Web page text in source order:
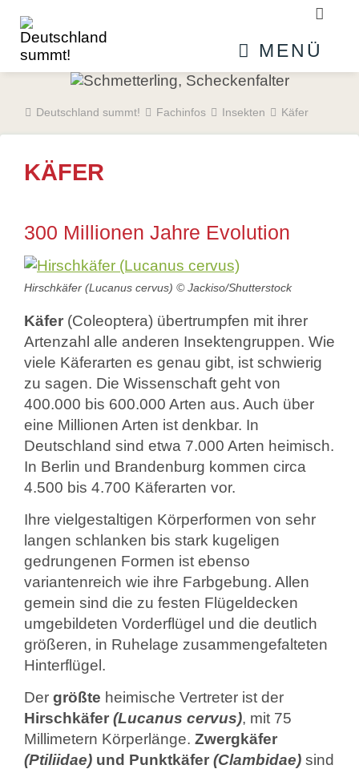
MENÜ
Deutschland summt! Fachinfos Insekten Käfer
KÄFER
300 Millionen Jahre Evolution
Hirschkäfer (Lucanus cervus) © Jackiso/Shutterstock
Käfer (Coleoptera) übertrumpfen mit ihrer
Artenzahl alle anderen Insektengruppen. Wie
viele Käferarten es genau gibt, ist schwierig
zu sagen. Die Wissenschaft geht von
400.000 bis 600.000 Arten aus. Auch über
eine Millionen Arten ist denkbar. In
Deutschland sind etwa 7.000 Arten heimisch.
In Berlin und Brandenburg kommen circa
4.500 bis 4.700 Käferarten vor.
Ihre vielgestaltigen Körperformen von sehr
langen schlanken bis stark kugeligen
gedrungenen Formen ist ebenso
variantenreich wie ihre Farbgebung. Allen
gemein sind die zu festen Flügeldecken
umgebildeten Vorderflügel und die deutlich
größeren, in Ruhelage zusammengefalteten
Hinterflügel.
Der größte heimische Vertreter ist der
Hirschkäfer (Lucanus cervus), mit 75
Millimetern Körperlänge. Zwergkäfer
(Ptiliidae) und Punktkäfer (Clambidae) sind